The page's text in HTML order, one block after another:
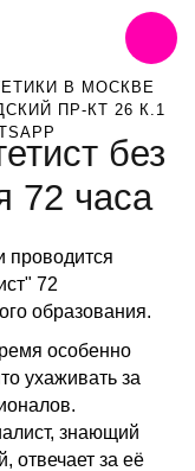
В МОСКВЕ
ПР-КТ 26 К.1
без
72 часа
проводится
72
образования.
особенно
ухаживать за
знающий
отвечает за её